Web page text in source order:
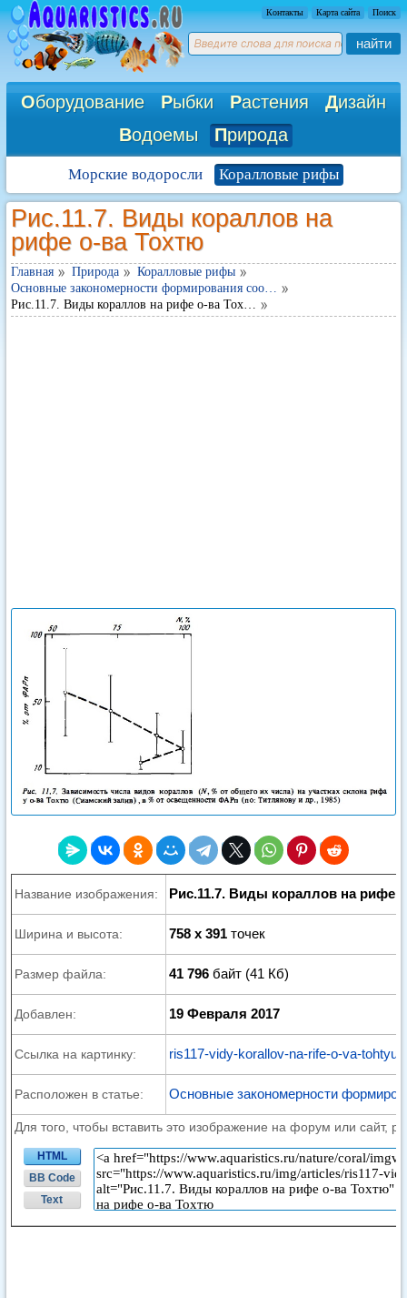
Контакты Карта сайта Поиск
найти
Оборудование Рыбки Растения Дизайн
Водоемы Природа
Морские водоросли Коралловые рифы
Рис.11.7. Виды кораллов на
рифе о-ва Тохтю
Главная Природа
Коралловые рифы
Основные закономерности формирования соо…
Рис.11.7. Виды кораллов на рифе о-ва Тох…
Название изображения: Рис.11.7. Виды кораллов на рифе
Ширина и высота: 758 x 391 точек
Размер файла: 41 796 байт (41 Кб)
Добавлен: 19 Февраля 2017
Ссылка на картинку: ris117-vidy-korallov-na-rife-o-va-
Расположен в статье: Основные закономерности
Для того, чтобы вставить это изображение на форум или сайт,
HTML
BB Code
Text